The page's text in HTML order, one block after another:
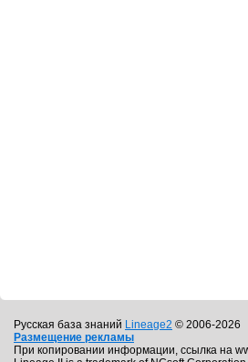
Русская база знаний Lineage2 © 2006-2026
Размещение рекламы
При копировании информации, ссылка на